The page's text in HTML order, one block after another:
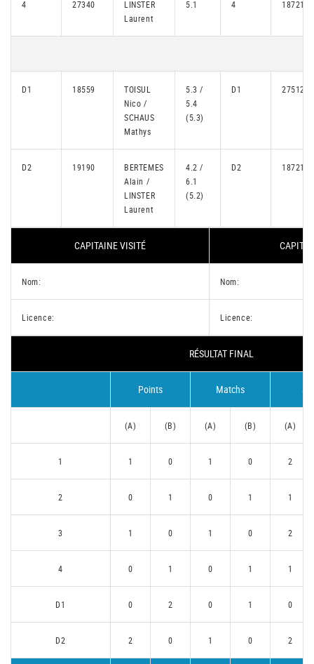
4 27340
LINSTER
Laurent
5.1 4 18721
D1 18559
TOISUL
Nico /
SCHAUS
Mathys
5.3 /
5.4
(5.3)
D1 27512
D2 19190
BERTEMES
Alain /
LINSTER
Laurent
4.2 /
6.1
(5.2)
D2 18721
CAPITAINE VISITÉ
Nom: Nom:
Licence: Licence:
RÉSULTAT FINAL
Points Matchs
(A) (B) (A) (B) (A)
1 1 0 1 0 2
2 0 1 0 1 1
3 1 0 1 0 2
4 0 1 0 1 1
D1 0 2 0 1 0
D2 2 0 1 0 2